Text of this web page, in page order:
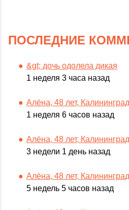
ПОСЛЕДНИЕ
&gt; дочь одолела дикая
1 неделя 3 часа назад
Алёна, 48 лет,
1 неделя 6 часов назад
Алёна, 48 лет,
3 недели 1 день назад
Алёна, 48 лет,
5 недель 5 часов назад